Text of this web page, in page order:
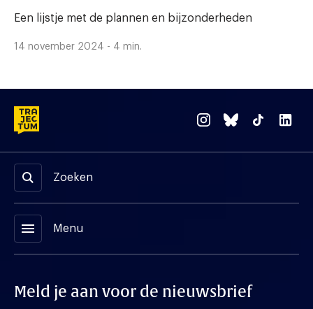
Een lijstje met de plannen en bijzonderheden
14 november 2024 - 4 min.
Zoeken
menu Menu
Meld je aan voor de nieuwsbrief